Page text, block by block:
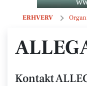
ERHVERV
ALLEGADE 9A-9B
Kontakt